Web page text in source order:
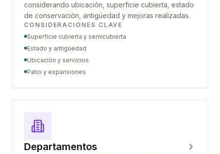
considerando ubicación, superficie cubierta, estado
de conservación, antigüedad y mejoras realizadas.
CONSIDERACIONES CLAVE
Superficie cubierta y semicubierta
Estado y antigüedad
Ubicación y servicios
Patio y expansiones
Departamentos